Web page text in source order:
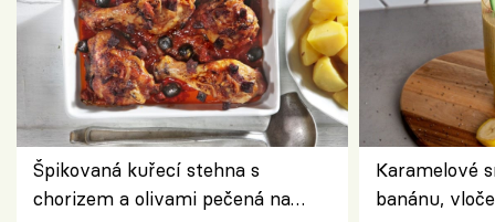
Špikovaná kuřecí stehna s
chorizem a olivami pečená na
Karamelové
banánu,